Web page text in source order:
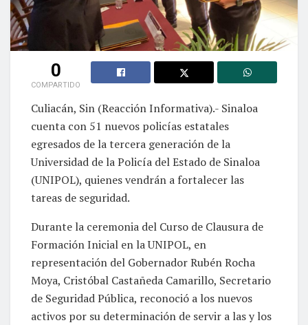
0
COMPARTIDO
Culiacán, Sin (Reacción Informativa).- Sinaloa
cuenta con 51 nuevos policías estatales
egresados de la tercera generación de la
Universidad de la Policía del Estado de Sinaloa
(UNIPOL), quienes vendrán a fortalecer las
tareas de seguridad.
Durante la ceremonia del Curso de Clausura de
Formación Inicial en la UNIPOL, en
representación del Gobernador Rubén Rocha
Moya, Cristóbal Castañeda Camarillo, Secretario
de Seguridad Pública, reconoció a los nuevos
activos por su determinación de servir a las y los